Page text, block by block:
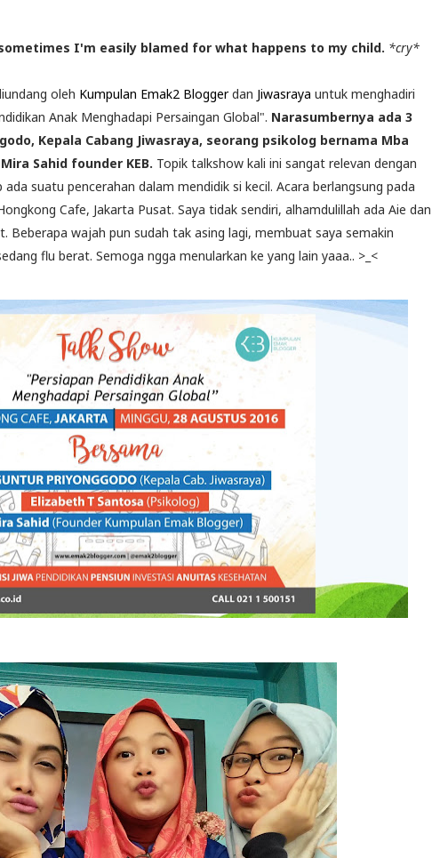
I'm easily blamed for what happens to my child. *cry*
oleh Kumpulan Emak2 Bloggerdan Jiwasraya untuk menghadiri
Anak Menghadapi Persaingan Global". Narasumbernya ada 3
Kepala Cabang Jiwasraya, seorang psikolog bernama Mba
Sahid founder KEB. Topik talkshow kali ini sangat relevan dengan
suatu pencerahan dalam mendidik si kecil. Acara berlangsung pada
Cafe, Jakarta Pusat. Saya tidak sendiri, alhamdulillah ada Aie dan
Beberapa wajah pun sudah tak asing lagi, membuat saya semakin
flu berat. Semoga ngga menularkan ke yang lain yaaa.. >_<